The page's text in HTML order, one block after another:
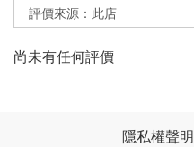
尚未有任何評價
隱私權聲明